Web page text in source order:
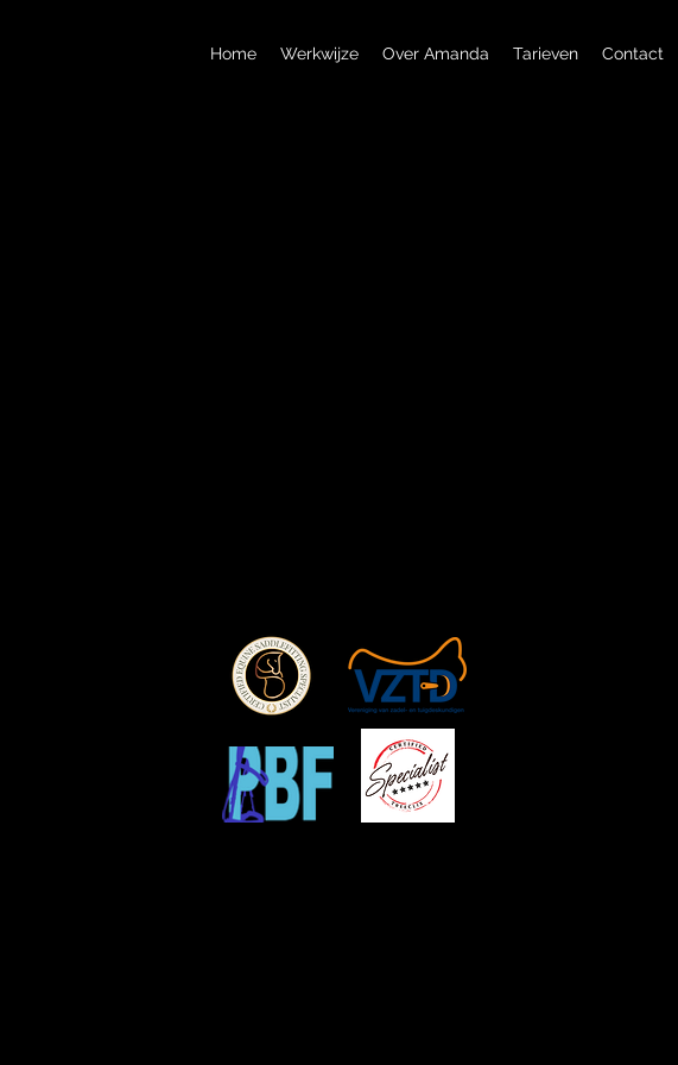
Home Werkwijze Over Amanda Tarieven Contact